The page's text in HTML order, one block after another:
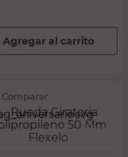
Agregar al carrito
Comparar